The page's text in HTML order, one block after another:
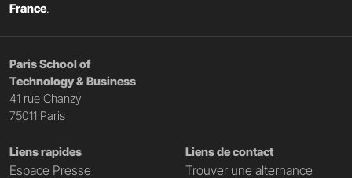
France.
Paris School of
Technology & Business
41 rue Chanzy
75011 Paris
Liens rapides
Espace Presse
Liens de contact
Trouver une alternance